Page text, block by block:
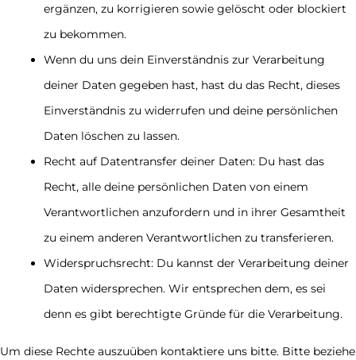
ergänzen, zu korrigieren sowie gelöscht oder blockiert
zu bekommen.
Wenn du uns dein Einverständnis zur Verarbeitung
deiner Daten gegeben hast, hast du das Recht, dieses
Einverständnis zu widerrufen und deine persönlichen
Daten löschen zu lassen.
Recht auf Datentransfer deiner Daten: Du hast das
Recht, alle deine persönlichen Daten von einem
Verantwortlichen anzufordern und in ihrer Gesamtheit
zu einem anderen Verantwortlichen zu transferieren.
Widerspruchsrecht: Du kannst der Verarbeitung deiner
Daten widersprechen. Wir entsprechen dem, es sei
denn es gibt berechtigte Gründe für die Verarbeitung.
Um diese Rechte auszuüben kontaktiere uns bitte. Bitte beziehe